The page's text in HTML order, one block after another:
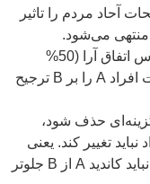
آحاد مردم را تاثیر
منتهی می‌شود.
بهینۀ پارتو: اگر ترجیحات افراد براساس اتفاق آرا (50%
بعلاوه 1) تعیین شود، یعنی اگر اکثریت افراد A را بر B ترجیح
حذف شود،
تغییر کند. یعنی
اگر گزینۀ C از انتخاب‌ها حذف شود، نباید کاندید A از B جلوتر